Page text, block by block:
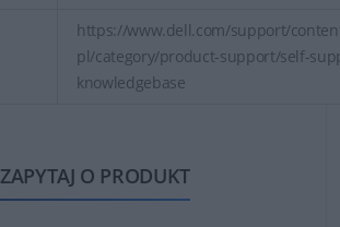
https://www.dell.com/support/
pl/category/product-support/self-
knowledgebase
ZAPYTAJ O PRODUKT